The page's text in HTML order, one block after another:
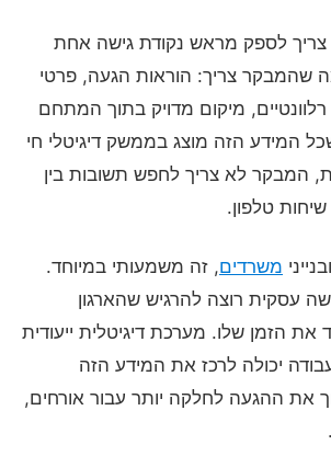
צריך לספק מראש נקודת גישה אחת
שהמבקר צריך: הוראות הגעה, פרטי
מיקום מדויק בתוך המתחם
המידע הזה מוצג בממשק דיגיטלי חי
המבקר לא צריך לחפש תשובות בין
טלפון.
ובנייני משרדים, זה משמעותי במיוחד.
עסקית רוצה להרגיש שהארגון
את הזמן שלו. מערכת דיגיטלית ייעודית
יכולה לרכז את המידע הזה
את ההגעה לחלקה יותר עבור אורחים,